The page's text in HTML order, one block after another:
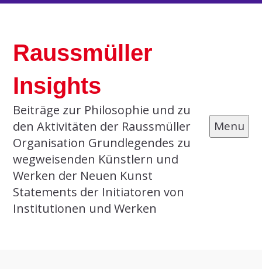
Skip
content
Raussmüller
Insights
Beiträge zur Philosophie und zu
den Aktivitäten der Raussmüller
Organisation Grundlegendes zu
wegweisenden Künstlern und
Werken der Neuen Kunst
Statements der Initiatoren von
Institutionen und Werken
Menu